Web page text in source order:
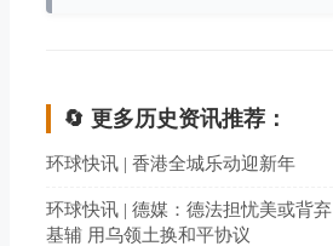
🔄 更多历史资讯推荐：
环球快讯 | 香港全城乐动迎新年
环球快讯 | 德媒：德法担忧美或背弃
基辅 用乌领土换和平协议